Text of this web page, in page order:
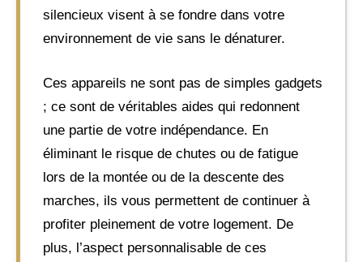
silencieux visent à se fondre dans votre
environnement de vie sans le dénaturer.
Ces appareils ne sont pas de simples gadgets
; ce sont de véritables aides qui redonnent
une partie de votre indépendance. En
éliminant le risque de chutes ou de fatigue
lors de la montée ou de la descente des
marches, ils vous permettent de continuer à
profiter pleinement de votre logement. De
plus, l’aspect personnalisable de ces